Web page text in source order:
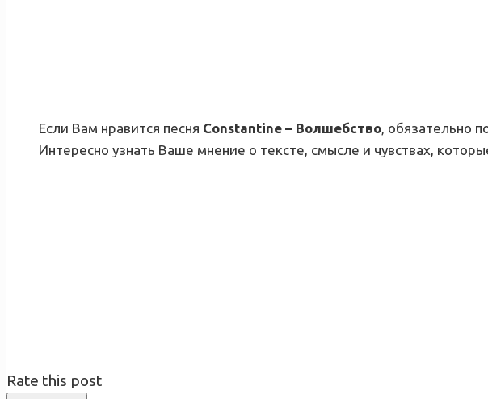
Если Вам нравится песня Constantine – Волшебство , обязательно
Интересно узнать Ваше мнение о тексте, смысле и чувствах,
Rate this post